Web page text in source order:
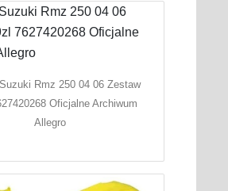
Rmz 250 04 06 Zestaw
Oficjalne Archiwum
Allegro